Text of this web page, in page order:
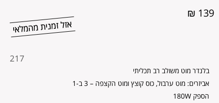
139 ₪
217
מוצר
בלנדר מוט משולב רב תכליתי
אביזרים: מוט ערבול, כוס קוצץ ומוט הקצפה – 3 ב-1
הספק 180W